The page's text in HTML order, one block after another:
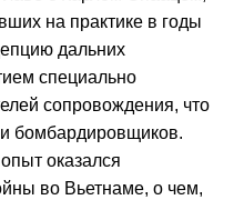
на практике в годы
дальних
специально
сопровождения, что
бомбардировщиков.
оказался
во Вьетнаме, о чем,